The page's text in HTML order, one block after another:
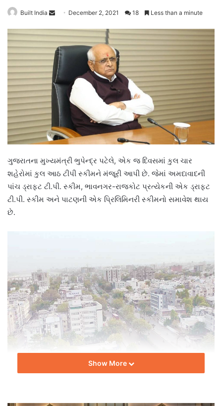
Built India
Send
email
December 2, 2021 18 Less than a minute
ગુજરાતના મુખ્યમંત્રી ભુપેન્દ્ર પટેલે, એક જ દિવસમાં કુલ ચાર
શહેરોમાં કુલ આઠ ટીપી સ્કીમને મંજૂરી આપી છે. જેમાં અમદાવાદની
પાંચ ડ્રાફટ ટી.પી. સ્કીમ, ભાવનગર-રાજકોટ પ્રત્યેકની એક ડ્રાફ્ટ
ટી.પી. સ્કીમ અને પાટણની એક પ્રિલિમિનરી સ્કીમનો સમાવેશ થાય
છે.
Show More